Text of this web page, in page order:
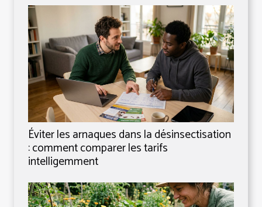
Éviter les arnaques dans la désinsectisation
: comment comparer les tarifs
intelligemment